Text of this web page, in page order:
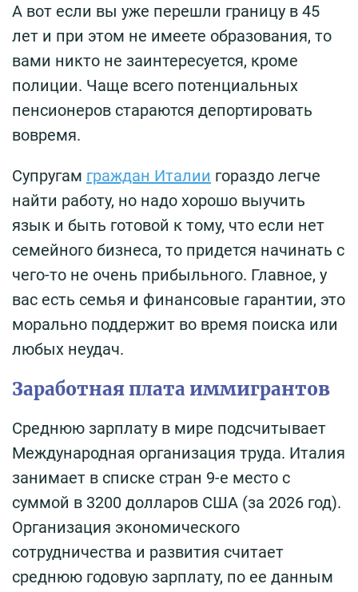
А вот если вы уже перешли границу в 45
лет и при этом не имеете образования, то
вами никто не заинтересуется, кроме
полиции. Чаще всего потенциальных
пенсионеров стараются депортировать
вовремя.
Супругам граждан Италии гораздо легче
найти работу, но надо хорошо выучить
язык и быть готовой к тому, что если нет
семейного бизнеса, то придется начинать с
чего-то не очень прибыльного. Главное, у
вас есть семья и финансовые гарантии, это
морально поддержит во время поиска или
любых неудач.
Заработная плата иммигрантов
Среднюю зарплату в мире подсчитывает
Международная организация труда. Италия
занимает в списке стран 9-е место с
суммой в 3200 долларов США (за 2026 год).
Организация экономического
сотрудничества и развития считает
среднюю годовую зарплату, по ее данным